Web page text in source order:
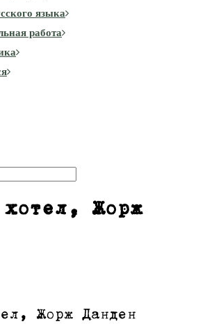
языка
работа
Жорж
Жорж Данден